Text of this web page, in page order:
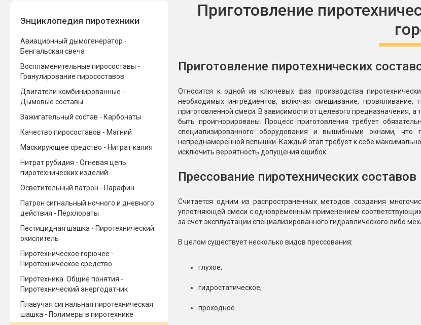
Распродажа фейерверков
Распродажа бенгальских огней
Новинки 2025/26
Фейерверки на свадьбу
Фейерверк-шоу
Батареи салютов
Цветной дым
Батареи салютов
Маленькие фейерверки
Средние фейерверки
Большие фейерверки
Супер-фейерверки
Петарды
Терочные
Фитильные
Лимонки, гранаты
Корсары
Летающие и наземные
Бабочки, пчелы
Циркоблицы
Цветной дым и огонь
Факелы цветного огня
Стробоскопы
Хлопушки и
Пружинные
Бенгальские
Бенгальские огни
Бенгальские огни
Фонтаны в торт
Фонтаны для
Вулканы
Ракеты
Энциклопедия пиротехники
Авиационный дымогенератор -
Бенгальская свеча
Воспламенительные пиросоставы -
Гранулирование пиросоставов
Двигатели комбинированные -
Дымовые составы
Зажигательный состав - Карбонаты
Качество пиросоставов - Магний
Маскирующее средство - Нитрат калия
Нитрат рубидия - Огневая цепь
пиротехнических изделий
Осветительный патрон - Парафин
Патрон сигнальный ночного и дневного
действия - Перхлораты
Пестицидная шашка - Пиротехнический
окислитель
Пиротехническое горючее -
Пиротехническое средство
Пиротехника. Общие понятия -
Пиротехнический энергодатчик
Плавучая сигнальная пиротехническая
шашка - Полимеры в пиротехнике
Приготовление
Приготовление пиротехнических
Относится к одной из ключевых фаз производства
необходимых ингредиентов, включая смешивание, провяливание,
приготовленной смеси. В зависимости от целевого предназначения,
быть проигнорированы. Процесс приготовления требует
специализированного оборудования и вышибными окнами, что
непреднамеренной вспышки. Каждый этап требует к себе
исключить вероятность допущения ошибок.
Прессование пиротехнических составов
Считается одним из распространенных методов создания
уплотняющей смеси с одновременным применением
за счет эксплуатации специализированного гидравлического либо
В целом существует несколько видов прессования:
глухое;
гидростатическое;
проходное.